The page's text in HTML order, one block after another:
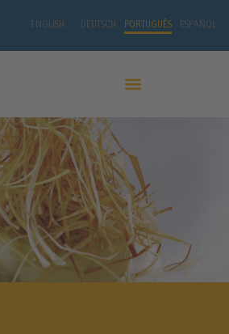
ENGLISH DEUTSCH PORTUGUÊS ESPAÑOL